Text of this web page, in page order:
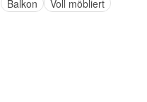
Balkon
Voll möbliert